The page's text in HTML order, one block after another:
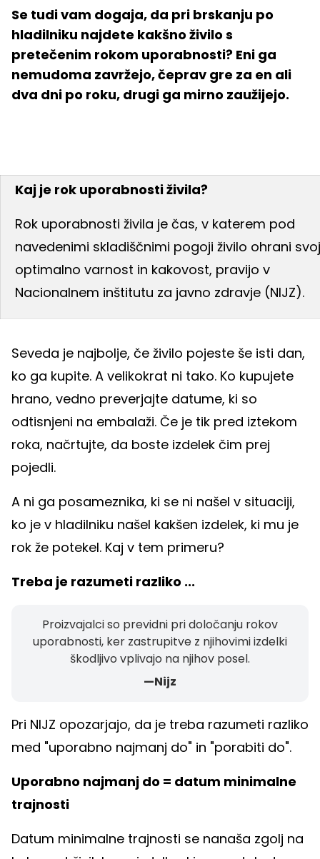
Se tudi vam dogaja, da pri brskanju po
hladilniku najdete kakšno živilo s
pretečenim rokom uporabnosti? Eni ga
nemudoma zavržejo, čeprav gre za en ali
dva dni po roku, drugi ga mirno zaužijejo.
Kaj je rok uporabnosti živila?
Rok uporabnosti živila je čas, v katerem pod
navedenimi skladiščnimi pogoji živilo ohrani
optimalno varnost in kakovost, pravijo v
Nacionalnem inštitutu za javno zdravje (NIJZ).
Seveda je najbolje, če živilo pojeste še isti dan,
ko ga kupite. A velikokrat ni tako. Ko kupujete
hrano, vedno preverjajte datume, ki so
odtisnjeni na embalaži. Če je tik pred iztekom
roka, načrtujte, da boste izdelek čim prej
pojedli.
A ni ga posameznika, ki se ni našel v situaciji,
ko je v hladilniku našel kakšen izdelek, ki mu je
rok že potekel. Kaj v tem primeru?
Treba je razumeti razliko ...
Proizvajalci so previdni pri določanju rokov
uporabnosti, ker zastrupitve z njihovimi izdelki
škodljivo vplivajo na njihov posel.
—Nijz
Pri NIJZ opozarjajo, da je treba razumeti razliko
med "uporabno najmanj do" in "porabiti do".
Uporabno najmanj do = datum minimalne
trajnosti
Datum minimalne trajnosti se nanaša zgolj na